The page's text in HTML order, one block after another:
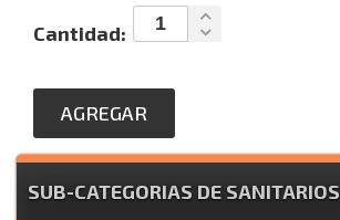
Cantidad:
AGREGAR
SUB-CATEGORIAS DE SANITARIOS